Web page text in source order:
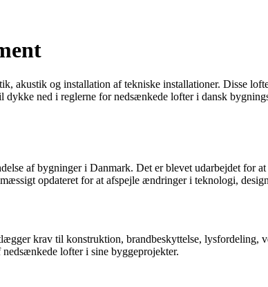
akustik og installation af tekniske installationer. Disse
ned i reglerne for nedsænkede lofter i dansk
af bygninger i Danmark. Det er blevet udarbejdet for
opdateret for at afspejle ændringer i teknologi,
krav til konstruktion, brandbeskyttelse, lysfordeling,
lofter i sine byggeprojekter.